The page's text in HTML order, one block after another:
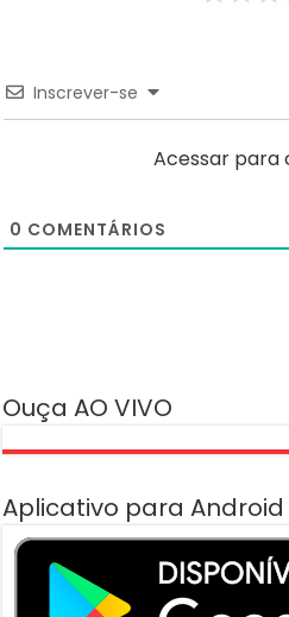
Inscrever-se
Acessar para
0 COMENTÁRIOS
Ouça AO VIVO
Aplicativo para Android